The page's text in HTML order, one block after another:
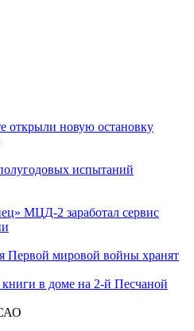
открыли новую остановку
испытаний
МЦД-2 заработал сервис
Первой мировой войны хранят
в доме на 2-й Песчаной